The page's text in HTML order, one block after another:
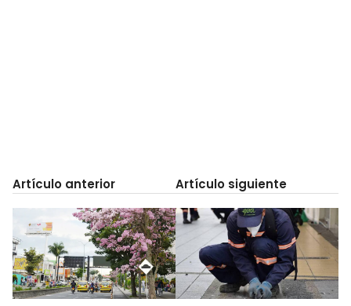
Artículo anterior Artículo siguiente